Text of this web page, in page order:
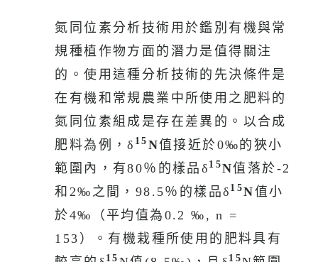
氮同位素分析技術用於鑑別有機與常
規種植作物方面的潛力是值得關注
的。使用這種分析技術的先決條件是
在有機和常規農業中所使用之肥料的
氮同位素組成是存在差異的。以合成
肥料為例，δ 15 N值接近於0‰的狹小
範圍內，有80％的樣品δ 15N值落於-2
和2‰之間，98.5％的樣品δ 15N值小
於4‰（平均值為0.2 ‰, n =
153）。有機栽種所使用的肥料具有
15 15